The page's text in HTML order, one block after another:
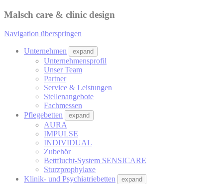
Malsch care & clinic design
Navigation überspringen
Unternehmen expand
Unternehmensprofil
Unser Team
Partner
Service & Leistungen
Stellenangebote
Fachmessen
Pflegebetten
expand
AURA
IMPULSE
INDIVIDUAL
Zubehör
Bettflucht-System SENSICARE
Sturzprophylaxe
Klinik- und Psychiatriebetten
expand